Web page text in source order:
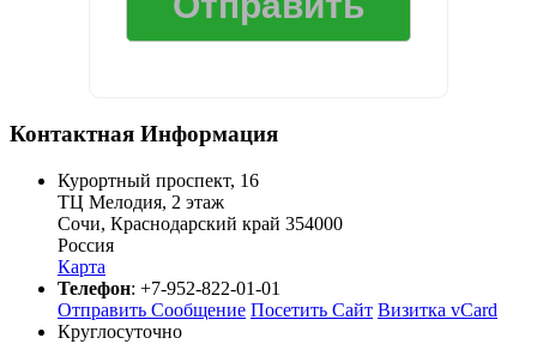
Контактная Информация
Курортный проспект, 16
ТЦ Мелодия, 2 этаж
Сочи, Краснодарский край 354000
Россия
Карта
Телефон: +7-952-822-01-01
Отправить Сообщение Посетить Сайт Визитка vCard
Круглосуточно